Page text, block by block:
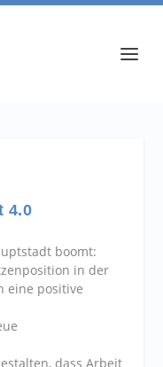
4.0
boomt:
in der
eine positive
dass Arbeit